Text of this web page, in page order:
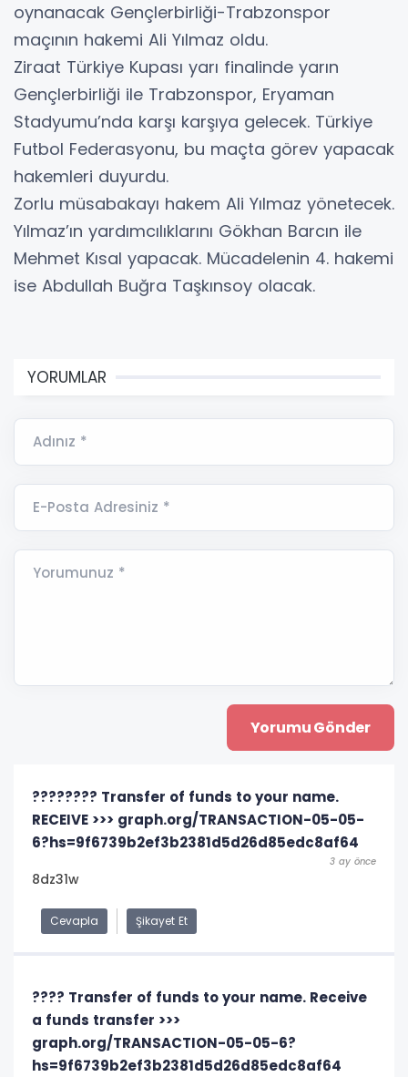
oynanacak Gençlerbirliği-Trabzonspor
maçının hakemi Ali Yılmaz oldu.
Ziraat Türkiye Kupası yarı finalinde yarın
Gençlerbirliği ile Trabzonspor, Eryaman
Stadyumu’nda karşı karşıya gelecek. Türkiye
Futbol Federasyonu, bu maçta görev yapacak
hakemleri duyurdu.
Zorlu müsabakayı hakem Ali Yılmaz yönetecek.
Yılmaz’ın yardımcılıklarını Gökhan Barcın ile
Mehmet Kısal yapacak. Mücadelenin 4. hakemi
ise Abdullah Buğra Taşkınsoy olacak.
YORUMLAR
Adınız *
E-Posta Adresiniz *
Yorumunuz *
???????? Transfer of funds to your name.
RECEIVE >>> graph.org/TRANSACTION-05-05-
6?hs=9f6739b2ef3b2381d5d26d85edc8af64
3 ay önce
8dz31w
Cevapla Şikayet Et
???? Transfer of funds to your name. Receive
a funds transfer >>>
graph.org/TRANSACTION-05-05-6?
hs=9f6739b2ef3b2381d5d26d85edc8af64